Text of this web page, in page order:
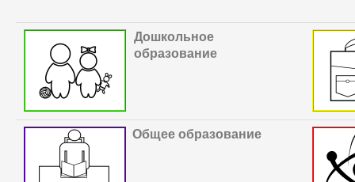
Дошкольное
образование
Общее образование